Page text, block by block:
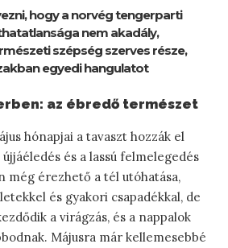
hogy a norvég tengerparti
nem akadály,
szépség szerves része,
egyedi hangulatot
az ébredő természet
hónapjai a tavaszt hozzák el
és a lassú felmelegedés
még érezhető a tél utóhatása,
és gyakori csapadékkal, de
a virágzás, és a nappalok
Májusra már kellemesebbé